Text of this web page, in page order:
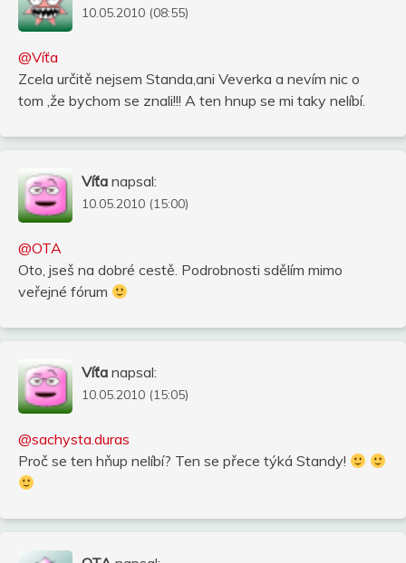
10.05.2010 (08:55)
@Víťa
Zcela určitě nejsem Standa,ani Veverka a nevím nic o
tom ,že bychom se znali!!! A ten hnup se mi taky nelíbí.
Víťa napsal:
10.05.2010 (15:00)
@OTA
Oto, jseš na dobré cestě. Podrobnosti sdělím mimo
veřejné fórum
Víťa napsal:
10.05.2010 (15:05)
@sachysta.duras
Proč se ten hňup nelíbí? Ten se přece týká Standy!